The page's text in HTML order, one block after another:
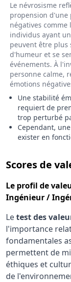
Le névrosisme
propension d'une
négatives comme
individus ayant
peuvent être plus
d'humeur et se
événements. À
personne calme,
émotions
Une stabilité
requiert de
trop perturbé
Cependant,
exister en
Scores de
Le profil de
Ingénieur /
Letest des
l'importance
fondamentales
permettent de
éthiques et
de